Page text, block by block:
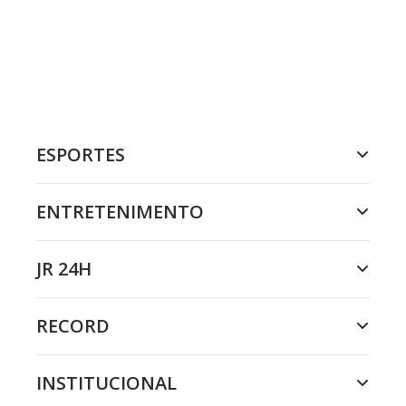
ESPORTES
ENTRETENIMENTO
JR 24H
RECORD
INSTITUCIONAL